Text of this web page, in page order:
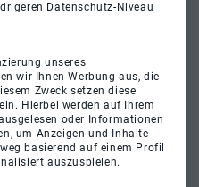
Datenschutz-Niveau
unseres
wir Ihnen Werbung aus, die
Zweck setzen diese
Hierbei werden auf Ihrem
oder Informationen
um Anzeigen und Inhalte
basierend auf einem Profil
auszuspielen.